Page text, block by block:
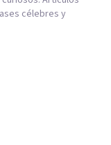
entender no
célebres y